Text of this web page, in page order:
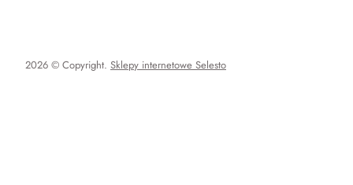
2026 © Copyright. Sklepy internetowe Selesto